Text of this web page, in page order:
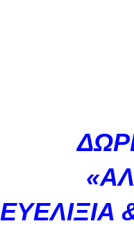
ΕΥΕΛΙΞΙΑ